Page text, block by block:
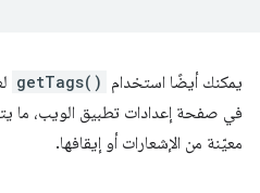
يمكنك أيضًا استخدام getTags()
في صفحة إعدادات تطبيق الويب، ما
معيّنة من الإشعارات أو إيقافها.